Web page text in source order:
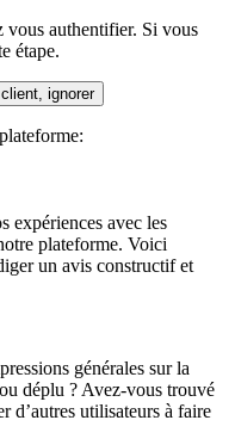
vous authentifier. Si vous
étape.
ignorer
expériences avec les
plateforme. Voici
un avis constructif et
générales sur la
déplu ? Avez-vous trouvé
d’autres utilisateurs à faire